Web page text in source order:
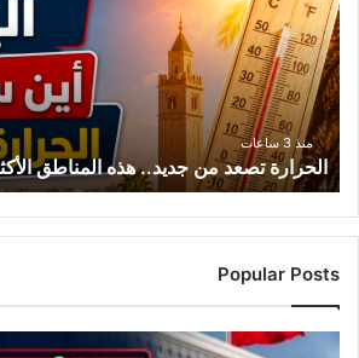
جديد..
هذه
المناطق
الأكثر
تأثرًا
منذ 3 ساعات
الحرارة تصعد من جديد.. هذه المناطق
Popular Posts